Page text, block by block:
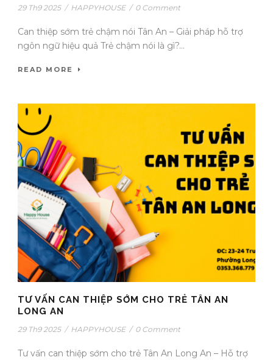
29 Th9 2025 / HAPPYHOUSE / 0 Comment
Can thiệp sớm trẻ chậm nói Tân An – Giải pháp hỗ trợ
ngôn ngữ hiệu quả Trẻ chậm nói là gì?...
READ MORE
TƯ VẤN CAN THIỆP SỚM CHO TRẺ TÂN AN
LONG AN
29 Th9 2025 / HAPPYHOUSE / 0 Comment
Tư vấn can thiệp sớm cho trẻ Tân An Long An – Hỗ trợ